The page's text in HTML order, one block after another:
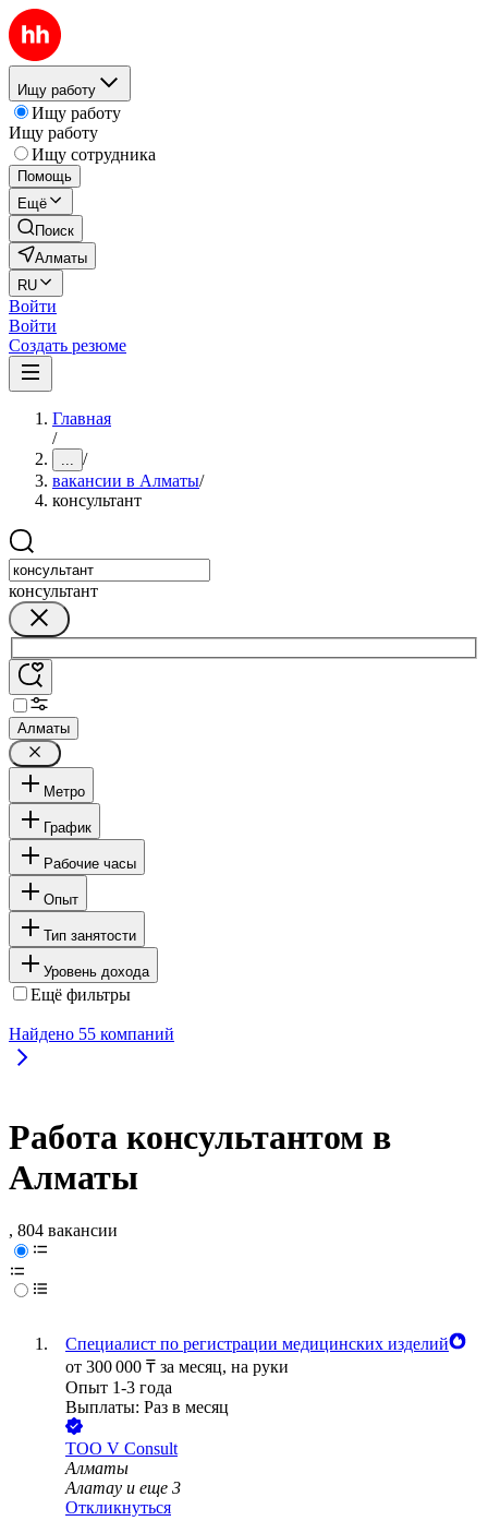
Ищу работу
Ищу работу
Ищу работу
Ищу сотрудника
Помощь
Ещё
Поиск
Алматы
RU
Войти
Войти
Создать резюме
Главная
/
... /
вакансии в Алматы/
консультант
консультант
Алматы
Метро
График
Рабочие часы
Опыт
Тип занятости
Уровень дохода
Ещё фильтры
Найдено 55 компаний
Работа консультантом в
Алматы
, 804 вакансии
Специалист по регистрации медицинских изделий
от 300 000 ₸ за месяц, на руки
Опыт 1-3 года
Выплаты: Раз в месяц
ТОО V Consult
Алматы
Алатау и еще 3
Откликнуться